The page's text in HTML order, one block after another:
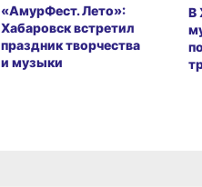
«АмурФест. Лето»:
Хабаровск встретил
праздник творчества
и музыки
В